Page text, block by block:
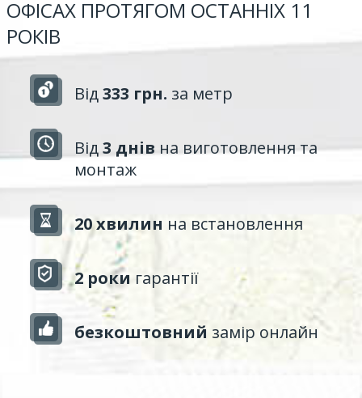
ОФІСАХ ПРОТЯГОМ ОСТАННІХ 11
РОКІВ
Від333 грн. за метр
Від3 днів на виготовлення та
монтаж
20 хвилин на встановлення
2 роки гарантії
безкоштовний замір онлайн